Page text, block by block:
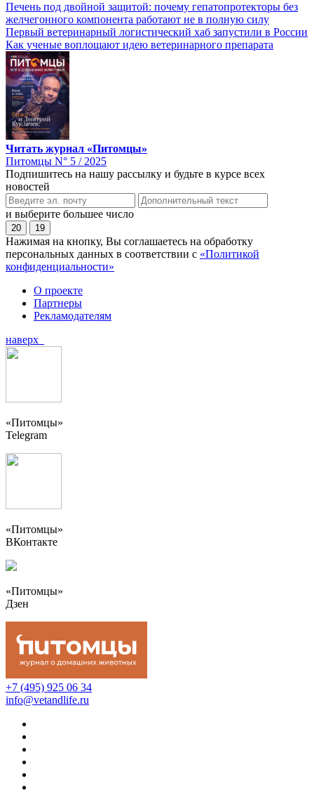
Печень под двойной защитой: почему гепатопротекторы без
желчегонного компонента работают не в полную силу
Первый ветеринарный логистический хаб запустили в России
Как ученые воплощают идею ветеринарного препарата
Читать журнал «Питомцы»
Питомцы N° 5 / 2025
Подпишитесь на нашу рассылку и будьте в курсе всех
новостей
и выберите большее число
20 19
Нажимая на кнопку, Вы соглашаетесь на обработку
персональных данных в соответствии с «Политикой
конфиденциальности»
О проекте
Партнеры
Рекламодателям
наверх
«Питомцы»
Telegram
«Питомцы»
ВКонтакте
«Питомцы»
Дзен
+7 (495) 925 06 34
info@vetandlife.ru